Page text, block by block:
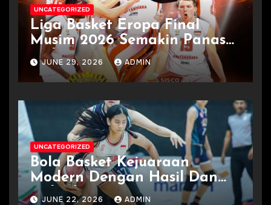
UNCATEGORIZED
Liga Basket Eropa Final
Musim 2026 Semakin Panas
Terkini
JUNE 29, 2026 ADMIN
UNCATEGORIZED
Bola Basket Kejuaraan
Modern Dengan Hasil Dan
Jadwal
JUNE 22, 2026 ADMIN